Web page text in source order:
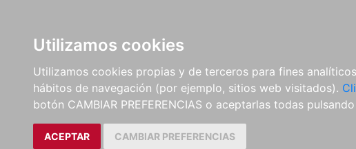
Utilizamos cookies
Utilizamos cookies propias y de terceros para fines
hábitos de navegación (por ejemplo, sitios web visitados).
botón CAMBIAR PREFERENCIAS o aceptarlas todas
ACEPTAR CAMBIAR PREFERENCIAS
LIBROS
MÉTODOS Y
EJERCICIOS
PARTITURAS Y EDICIONES
CRÍTICAS